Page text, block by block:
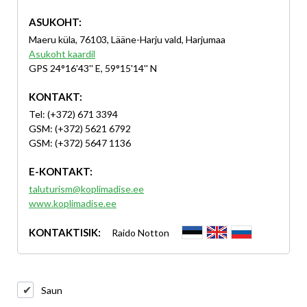
ASUKOHT:
Maeru küla, 76103, Lääne-Harju vald, Harjumaa
Asukoht kaardil
GPS 24°16'43'' E, 59°15'14'' N
KONTAKT:
Tel: (+372) 671 3394
GSM: (+372) 5621 6792
GSM: (+372) 5647 1136
E-KONTAKT:
taluturism@koplimadise.ee
www.koplimadise.ee
KONTAKTISIK: Raido Notton
Saun